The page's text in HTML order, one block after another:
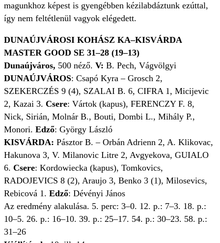
magunkhoz képest is gyengébben kézilabdáztunk ezúttal,
így nem feltétlenül vagyok elégedett.
DUNAÚJVÁROSI KOHÁSZ KA–KISVÁRDA
MASTER GOOD SE 31–28 (19–13)
Dunaújváros, 500 néző. V: B. Pech, Vágvölgyi
DUNAÚJVÁROS: Csapó Kyra – Grosch 2,
SZEKERCZÉS 9 (4), SZALAI B. 6, CIFRA 1, Micijevic
2, Kazai 3. Csere: Vártok (kapus), FERENCZY F. 8,
Nick, Sirián, Molnár B., Bouti, Dombi L., Mihály P.,
Monori. Edző: György László
KISVÁRDA: Pásztor B. – Orbán Adrienn 2, A. Klikovac,
Hakunova 3, V. Milanovic Litre 2, Avgyekova, GUIALO
6. Csere: Kordowiecka (kapus), Tomkovics,
RADOJEVICS 8 (2), Araujo 3, Benko 3 (1), Milosevics,
Rebicová 1. Edző: Dévényi János
Az eredmény alakulása. 5. perc: 3–0. 12. p.: 7–3. 18. p.:
10–5. 26. p.: 16–10. 39. p.: 25–17. 54. p.: 30–23. 58. p.:
31–26